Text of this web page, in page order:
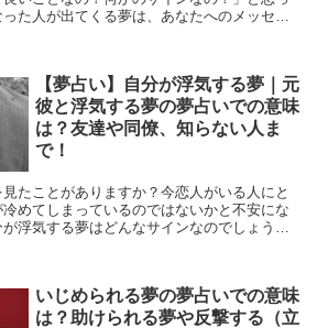
た人が出てくる夢は、あなたへのメッセー
【夢占い】自分が浮気する夢｜元
彼と浮気する夢の夢占いでの意味
は？友達や同僚、知らない人ま
で！
たことがありますか？今恋人がいる人にと
めてしまっているのではないかと不安にな
浮気する夢はどんなサインなのでしょう
いじめられる夢の夢占いでの意味
は？助けられる夢や反撃する（立